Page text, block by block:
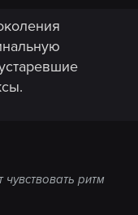
чувствовать ритм